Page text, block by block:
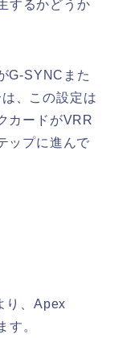
するかどうか
G-SYNCまた
、この設定は
カードがVRR
ップに進んで
り、Apex
す。